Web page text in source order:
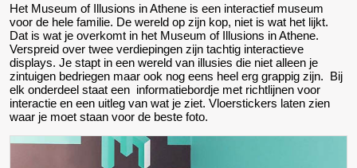
Het Museum of Illusions in Athene is een interactief museum
voor de hele familie. De wereld op zijn kop, niet is wat het lijkt.
Dat is wat je overkomt in het Museum of Illusions in Athene.
Verspreid over twee verdiepingen zijn tachtig interactieve
displays. Je stapt in een wereld van illusies die niet alleen je
zintuigen bedriegen maar ook nog eens heel erg grappig zijn. Bij
elk onderdeel staat een informatiebordje met richtlijnen voor
interactie en een uitleg van wat je ziet. Vloerstickers laten zien
waar je moet staan voor de beste foto.